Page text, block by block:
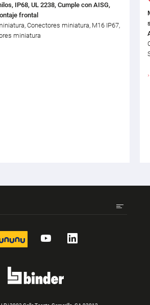
IP68, UL 2238, Cumple con AISG,
frontal
Conectores miniatura, M16 IP67,
miniatura
YouTubeLinkedIn